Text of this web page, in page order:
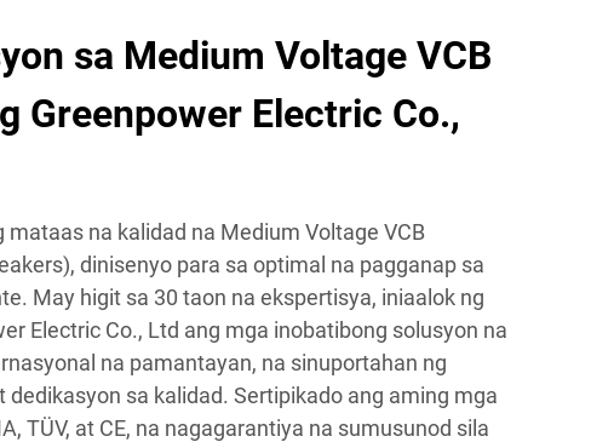
sa Medium Voltage VCB
Greenpower Electric Co.,
mataas na kalidad na Medium Voltage VCB
dinisenyo para sa optimal na pagganap sa
May higit sa 30 taon na ekspertisya, iniaalok ng
Electric Co., Ltd ang mga inobatibong solusyon na
na pamantayan, na sinuportahan ng
dedikasyon sa kalidad. Sertipikado ang aming mga
TÜV, at CE, na nagagarantiya na sumusunod sila